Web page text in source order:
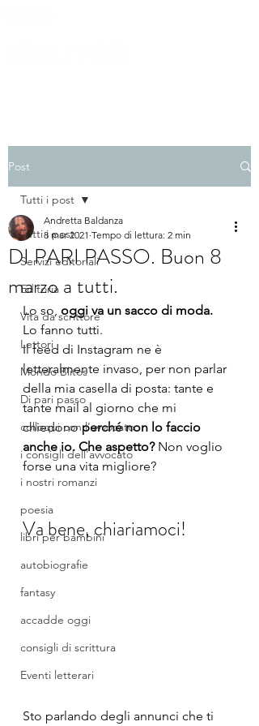
Post
Tutti i post
Servizi editoriali
Editoria
Vita da scrittore
Lettori
Mondo Blitos
Di pari passo
colloqui con l'avvocato
i consigli dell'avvocato
i nostri romanzi
poesia
libri per bambini
autobiografie
fantasy
accadde oggi
consigli di scrittura
Eventi letterari
Tutti i post
DI PARI PASSO. Buon 8
marzo a tutti.
Andretta Baldanza
8 mar 2021 Tempo di lettura: 2 min
Lo so, oggi va un sacco di moda.
Lo fanno tutti.
Il feed di Instagram ne è
letteralmente invaso, per non parlar
della mia casella di posta: tante e
tante mail al giorno che mi
chiedono perché non lo faccio
anche io. Che aspetto? Non voglio
forse una vita migliore?
Va bene, chiariamoci!
Sto parlando degli annunci che ti